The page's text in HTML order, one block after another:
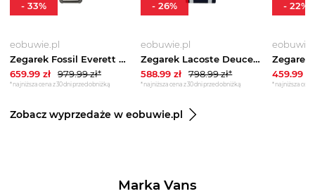
eobuwie.pl
Zegarek Fossil Everett Chronograph FS6107 Szary
659.99 zł 979.99zł*
*najniższa cena z 30 dni przed obniżką
- 33%
eobuwie.pl
Zegarek Lacoste Deuce 2011290 Granatowy
588.99 zł 798.99zł*
*najniższa cena z 30 dni przed obniżką
-26%
459.99zł
*najniższa cena
- 22%
Zobacz wyprzedaże w eobuwie.pl
Marka Vans